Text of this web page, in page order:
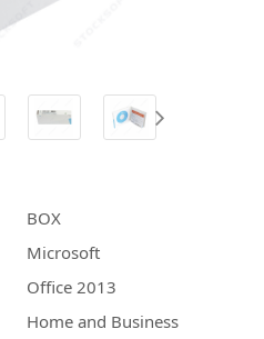
BOX
Miсrosoft
Office 2013
Home and Business